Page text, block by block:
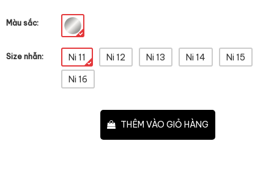
Màu sắc:
Size nhẫn: Ni 11 Ni 12 Ni 13 Ni 14
Ni 15
Ni 16
THÊM VÀO GIỎ HÀNG